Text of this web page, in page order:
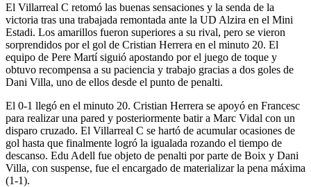
El Villarreal C retomó las buenas sensaciones y la senda de la
victoria tras una trabajada remontada ante la UD Alzira en el Mini
Estadi. Los amarillos fueron superiores a su rival, pero se vieron
sorprendidos por el gol de Cristian Herrera en el minuto 20. El
equipo de Pere Martí siguió apostando por el juego de toque y
obtuvo recompensa a su paciencia y trabajo gracias a dos goles de
Dani Villa, uno de ellos desde el punto de penalti.
El 0-1 llegó en el minuto 20. Cristian Herrera se apoyó en Francesc
para realizar una pared y posteriormente batir a Marc Vidal con un
disparo cruzado. El Villarreal C se hartó de acumular ocasiones de
gol hasta que finalmente logró la igualada rozando el tiempo de
descanso. Edu Adell fue objeto de penalti por parte de Boix y Dani
Villa, con suspense, fue el encargado de materializar la pena máxima
(1-1).